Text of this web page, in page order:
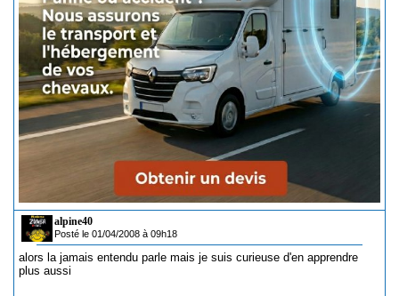
alpine40
Posté le 01/04/2008 à 09h18
alors la jamais entendu parle mais je suis curieuse d'en apprendre
plus aussi